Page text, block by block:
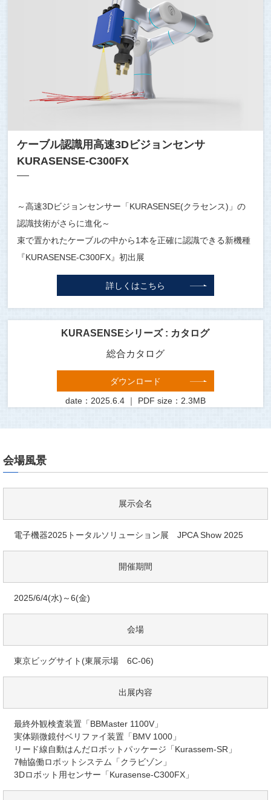
ケーブル認識用高速3Dビジョンセンサ
KURASENSE-C300FX
～高速3Dビジョンセンサー「KURASENSE(クラセンス)」の
認識技術がさらに進化～
束で置かれたケーブルの中から1本を正確に認識できる新機種
『KURASENSE-C300FX』初出展
詳しくはこちら
KURASENSEシリーズ : カタログ
総合カタログ
ダウンロード
date：2025.6.4 ｜ PDF size：2.3MB
会場風景
展示会名
電子機器2025トータルソリューション展 JPCA Show 2025
開催期間
2025/6/4(水)～6(金)
会場
東京ビッグサイト(東展示場 6C-06)
出展内容
最終外観検査装置「BBMaster 1100V」
実体顕微鏡付ベリファイ装置「BMV 1000」
リード線自動はんだロボットパッケージ「Kurassem-SR」
7軸協働ロボットシステム「クラビゾン」
3Dロボット用センサー「Kurasense-C300FX」